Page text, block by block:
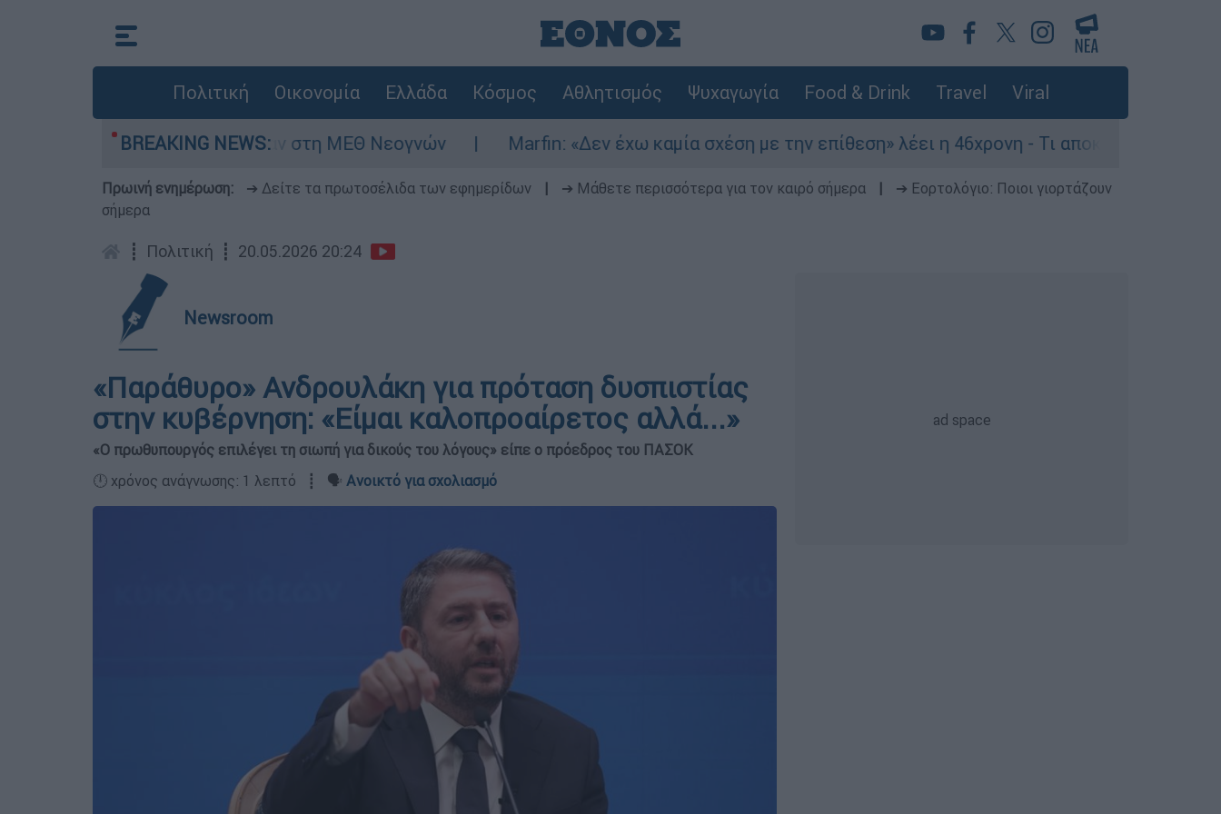
Πολιτική Οικονομία Ελλάδα Κόσμος Αθλητισμός Ψυχαγωγία Food & Drink Travel Viral
BREAKING NEWS:
ημερών - Νοσηλευόταν στη ΜΕΘ Νεογνών Marfin: «Δεν έχω καμία σχέση με την επίθεση» λέει η 46χρονη - Τι αποκάλυψε στους
Πρωινή ενημέρωση: ➔ Δείτε τα πρωτοσέλιδα των εφημερίδων ➔ Μάθετε περισσότερα για τον καιρό σήμερα
➔ Εορτολόγιο: Ποιοι γιορτάζουν
σήμερα
┋ Πολιτική ┋ 20.05.2026 20:24
Newsroom
«Παράθυρο» Ανδρουλάκη για πρόταση δυσπιστίας
στην κυβέρνηση: «Είμαι καλοπροαίρετος αλλά...»
«Ο πρωθυπουργός επιλέγει τη σιωπή για δικούς του λόγους» είπε ο πρόεδρος του ΠΑΣΟΚ
🕛 χρόνος ανάγνωσης: 1 λεπτό ┋ 🗣️ Ανοικτό για σχολιασμό